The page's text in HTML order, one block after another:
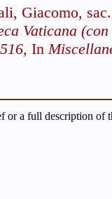
Giacomo,
Vaticana
In
or a full description of